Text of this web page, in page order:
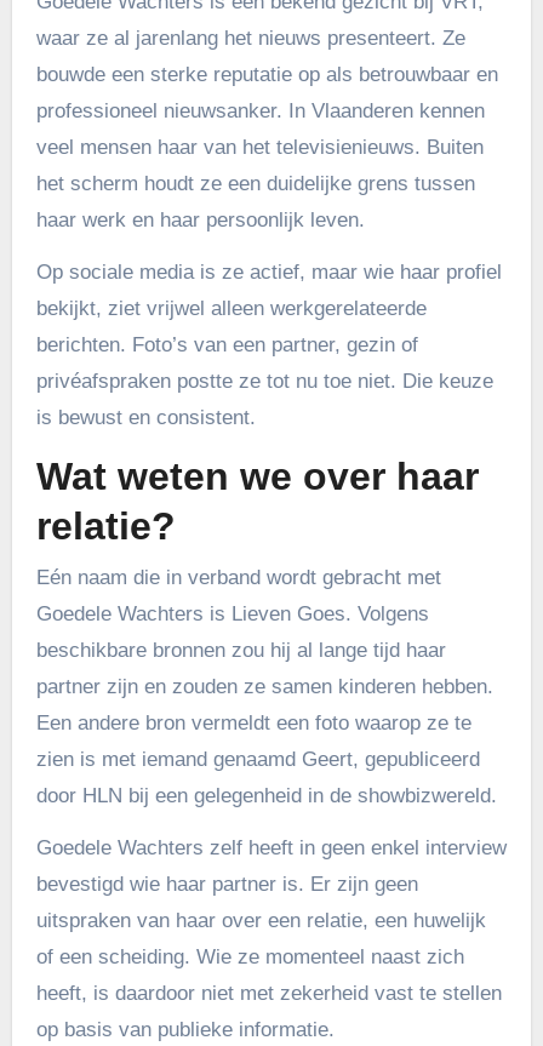
waar ze al jarenlang het nieuws presenteert. Ze
bouwde een sterke reputatie op als betrouwbaar en
professioneel nieuwsanker. In Vlaanderen kennen
veel mensen haar van het televisienieuws. Buiten
het scherm houdt ze een duidelijke grens tussen
haar werk en haar persoonlijk leven.
Op sociale media is ze actief, maar wie haar profiel
bekijkt, ziet vrijwel alleen werkgerelateerde
berichten. Foto’s van een partner, gezin of
privéafspraken postte ze tot nu toe niet. Die keuze
is bewust en consistent.
Wat weten we over haar
relatie?
Eén naam die in verband wordt gebracht met
Goedele Wachters is Lieven Goes. Volgens
beschikbare bronnen zou hij al lange tijd haar
partner zijn en zouden ze samen kinderen hebben.
Een andere bron vermeldt een foto waarop ze te
zien is met iemand genaamd Geert, gepubliceerd
door HLN bij een gelegenheid in de showbizwereld.
Goedele Wachters zelf heeft in geen enkel interview
bevestigd wie haar partner is. Er zijn geen
uitspraken van haar over een relatie, een huwelijk
of een scheiding. Wie ze momenteel naast zich
heeft, is daardoor niet met zekerheid vast te stellen
op basis van publieke informatie.